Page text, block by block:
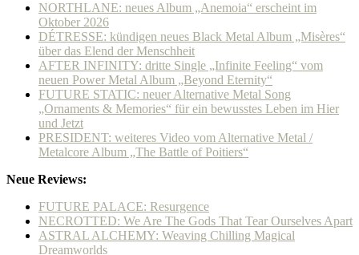
NORTHLANE: neues Album „Anemoia“ erscheint im
Oktober 2026
DÉTRESSE: kündigen neues Black Metal Album „Misères“
über das Elend der Menschheit
AFTER INFINITY: dritte Single „Infinite Feeling“ vom
neuen Power Metal Album „Beyond Eternity“
FUTURE STATIC: neuer Alternative Metal Song
„Ornaments & Memories“ für ein bewusstes Leben im Hier
und Jetzt
PRESIDENT: weiteres Video vom Alternative Metal /
Metalcore Album „The Battle of Poitiers“
Neue Reviews:
FUTURE PALACE: Resurgence
NECROTTED: We Are The Gods That Tear Ourselves Apart
ASTRAL ALCHEMY: Weaving Chilling Magical
Dreamworlds